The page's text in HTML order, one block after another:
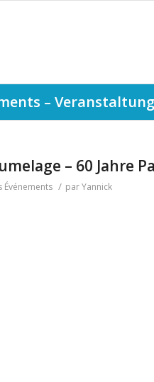
–
– 60 Jahre
Événements / parYannick